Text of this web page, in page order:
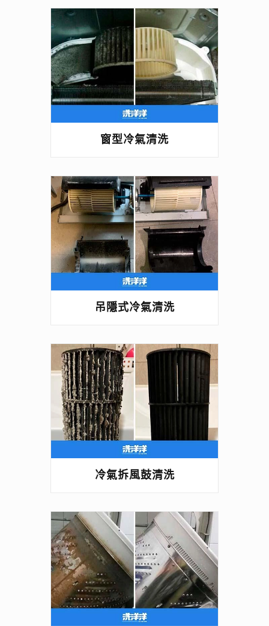
窗型冷氣清洗
吊隱式冷氣清洗
冷氣拆風鼓清洗